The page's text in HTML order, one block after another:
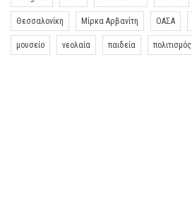
Θεσσαλονίκη Μίρκα Αρβανίτη ΟΑΣΑ
μουσείο νεολαία παιδεία πολιτισμός